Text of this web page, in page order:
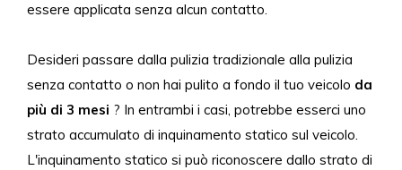
essere applicata senza alcun contatto.
Desideri passare dalla pulizia tradizionale alla pulizia
senza contatto o non hai pulito a fondo il tuo veicolo da
più di 3 mesi ? In entrambi i casi, potrebbe esserci uno
strato accumulato di inquinamento statico sul veicolo.
L'inquinamento statico si può riconoscere dallo strato di